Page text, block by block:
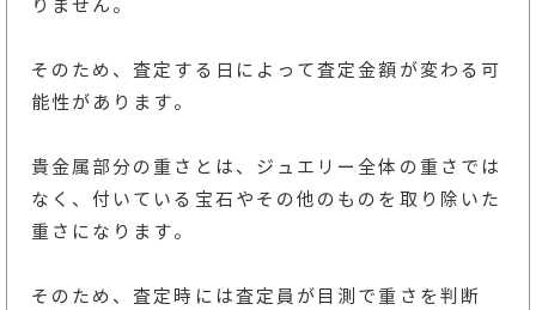
りません。
そのため、査定する日によって査定金額が変わる可
能性があります。
貴金属部分の重さとは、ジュエリー全体の重さでは
なく、付いている宝石やその他のものを取り除いた
重さになります。
そのため、査定時には査定員が目測で重さを判断